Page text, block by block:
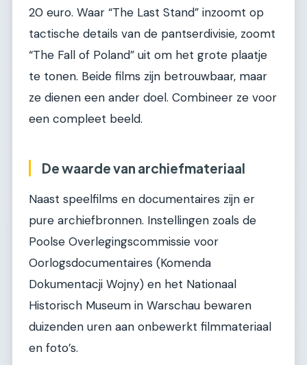
20 euro. Waar “The Last Stand” inzoomt op
tactische details van de pantserdivisie, zoomt
“The Fall of Poland” uit om het grote plaatje
te tonen. Beide films zijn betrouwbaar, maar
ze dienen een ander doel. Combineer ze voor
een compleet beeld.
De waarde van archiefmateriaal
Naast speelfilms en documentaires zijn er
pure archiefbronnen. Instellingen zoals de
Poolse Overlegingscommissie voor
Oorlogsdocumentaires (Komenda
Dokumentacji Wojny) en het Nationaal
Historisch Museum in Warschau bewaren
duizenden uren aan onbewerkt filmmateriaal
en foto’s.